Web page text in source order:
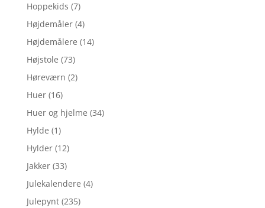
Hoppekids (7)
Højdemåler (4)
Højdemålere (14)
Højstole (73)
Høreværn (2)
Huer (16)
Huer og hjelme (34)
Hylde (1)
Hylder (12)
Jakker (33)
Julekalendere (4)
Julepynt (235)